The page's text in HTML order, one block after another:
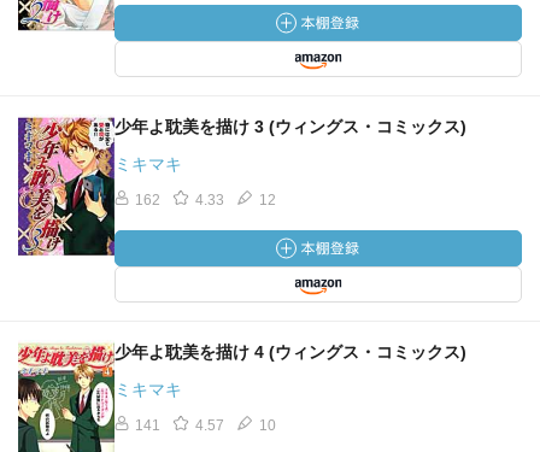
少年よ耽美を描け 3 (ウィングス・コミックス)
ミキマキ
162 4.33 12
少年よ耽美を描け 4 (ウィングス・コミックス)
ミキマキ
141 4.57 10